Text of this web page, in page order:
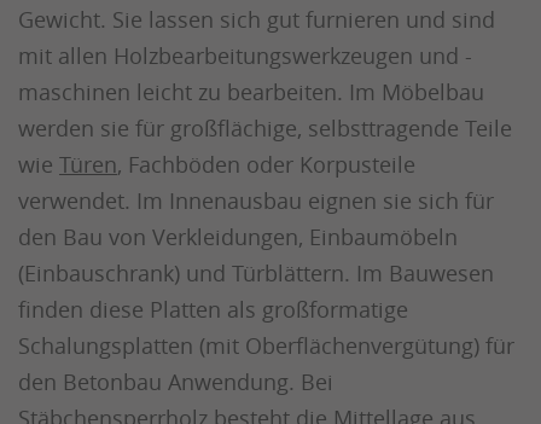
Gewicht. Sie lassen sich gut furnieren und sind
mit allen Holzbearbeitungswerkzeugen und -
maschinen leicht zu bearbeiten. Im Möbelbau
werden sie für großflächige, selbsttragende Teile
wie Türen, Fachböden oder Korpusteile
verwendet. Im Innenausbau eignen sie sich für
den Bau von Verkleidungen, Einbaumöbeln
(Einbauschrank) und Türblättern. Im Bauwesen
finden diese Platten als großformatige
Schalungsplatten (mit Oberflächenvergütung) für
den Betonbau Anwendung. Bei
Stäbchensperrholz besteht die Mittellage aus